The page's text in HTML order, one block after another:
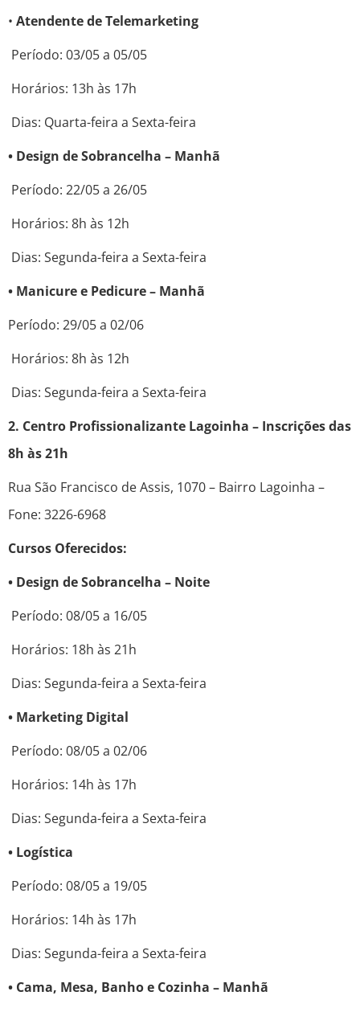
• Atendente de Telemarketing
Período: 03/05 a 05/05
Horários: 13h às 17h
Dias: Quarta-feira a Sexta-feira
• Design de Sobrancelha – Manhã
Período: 22/05 a 26/05
Horários: 8h às 12h
Dias: Segunda-feira a Sexta-feira
• Manicure e Pedicure – Manhã
Período: 29/05 a 02/06
Horários: 8h às 12h
Dias: Segunda-feira a Sexta-feira
2. Centro Profissionalizante Lagoinha – Inscrições das
8h às 21h
Rua São Francisco de Assis, 1070 – Bairro Lagoinha –
Fone: 3226-6968
Cursos Oferecidos:
• Design de Sobrancelha – Noite
Período: 08/05 a 16/05
Horários: 18h às 21h
Dias: Segunda-feira a Sexta-feira
• Marketing Digital
Período: 08/05 a 02/06
Horários: 14h às 17h
Dias: Segunda-feira a Sexta-feira
• Logística
Período: 08/05 a 19/05
Horários: 14h às 17h
Dias: Segunda-feira a Sexta-feira
• Cama, Mesa, Banho e Cozinha – Manhã